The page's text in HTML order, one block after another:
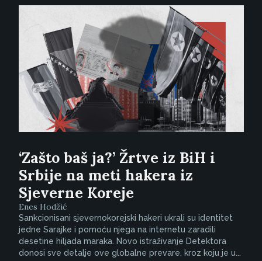
‘Zašto baš ja?’ Žrtve iz BiH i
Srbije na meti hakera iz
Sjeverne Koreje
Enes Hodžić
Sankcionisani sjevernokorejski hakeri ukrali su identitet
jedne Sarajke i pomoću njega na internetu zaradili
desetine hiljada maraka. Novo istraživanje Detektora
donosi sve detalje ove globalne prevare, kroz koju je u...